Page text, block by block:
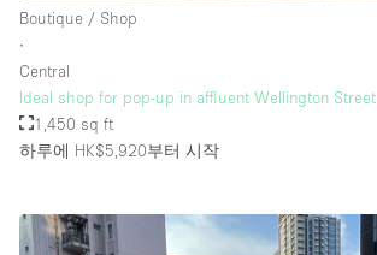
Security System
Sound & Video Equipment
Soundproof
Street Level
Boutique / Shop
∙
Central
Ideal shop for pop-up in affluent Wellington Street
1,450 sq ft
하루에 HK$5,920부터 시작